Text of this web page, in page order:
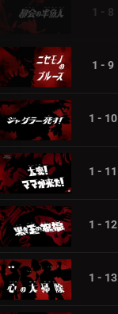
1 - 8
1 - 9
1 - 10
1 - 11
1 - 12
1 - 13